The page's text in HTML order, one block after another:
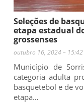
Seleções de
etapa estadual
grossenses
outubro 16, 2024 – 15:42
Município de
categoria adulta
basquetebol e de
etapa…